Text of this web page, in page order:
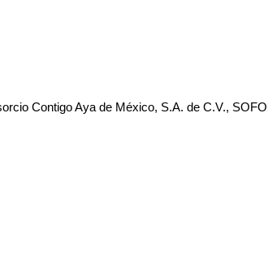
Contigo Aya de México, S.A. de C.V.,